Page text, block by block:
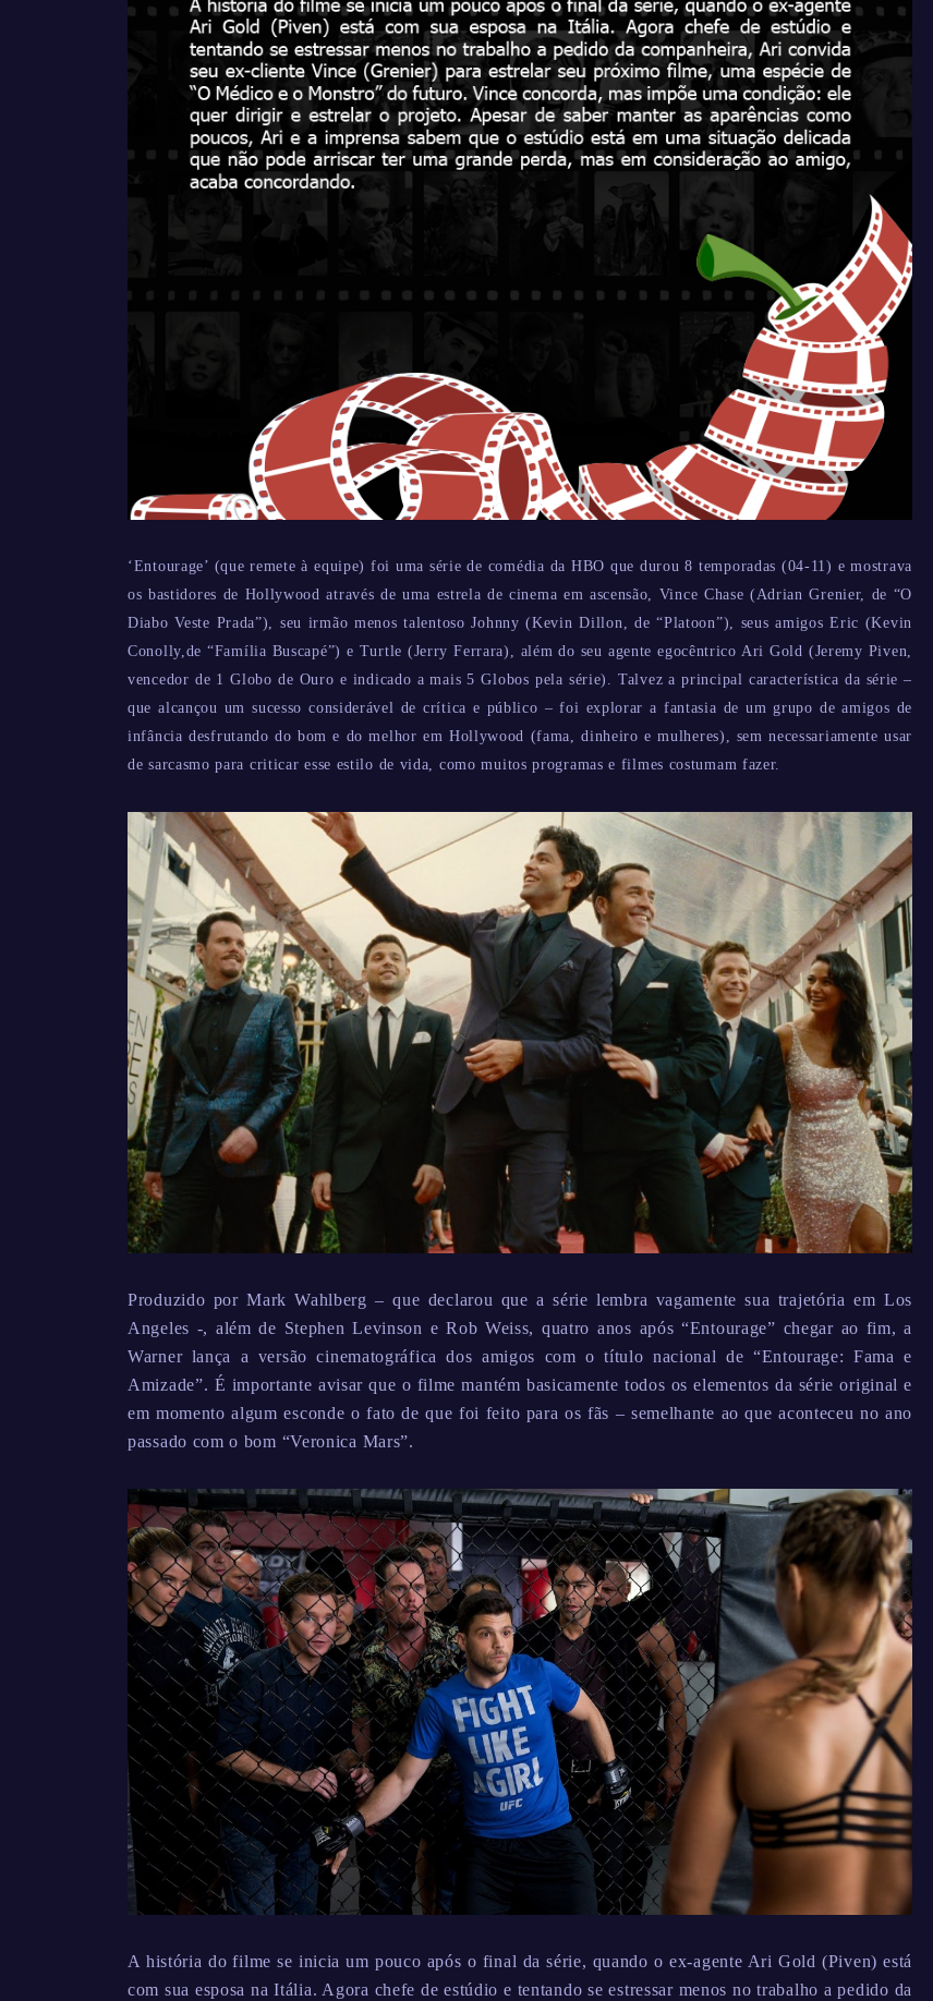
‘Entourage’ (que remete à equipe) foi uma série de comédia da HBO que durou 8 temporadas (04-11) e mostrava
os bastidores de Hollywood através de uma estrela de cinema em ascensão, Vince Chase (Adrian Grenier, de “O
Diabo Veste Prada”), seu irmão menos talentoso Johnny (Kevin Dillon, de “Platoon”), seus amigos Eric (Kevin
Conolly,de “Família Buscapé”) e Turtle (Jerry Ferrara), além do seu agente egocêntrico Ari Gold (Jeremy Piven,
vencedor de 1 Globo de Ouro e indicado a mais 5 Globos pela série). Talvez a principal característica da série –
que alcançou um sucesso considerável de crítica e público – foi explorar a fantasia de um grupo de amigos de
infância desfrutando do bom e do melhor em Hollywood (fama, dinheiro e mulheres), sem necessariamente usar
de sarcasmo para criticar esse estilo de vida, como muitos programas e filmes costumam fazer.
Produzido por Mark Wahlberg – que declarou que a série lembra vagamente sua trajetória em Los
Angeles -, além de Stephen Levinson e Rob Weiss, quatro anos após “Entourage” chegar ao fim, a
Warner lança a versão cinematográfica dos amigos com o título nacional de “Entourage: Fama e
Amizade”. É importante avisar que o filme mantém basicamente todos os elementos da série original e
em momento algum esconde o fato de que foi feito para os fãs – semelhante ao que aconteceu no ano
passado com o bom “Veronica Mars”.
A história do filme se inicia um pouco após o final da série, quando o ex-agente Ari Gold (Piven) está
com sua esposa na Itália. Agora chefe de estúdio e tentando se estressar menos no trabalho a pedido da